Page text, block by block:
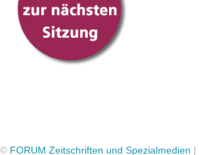
© FORUM Zeitschriften und Spezialmedien |